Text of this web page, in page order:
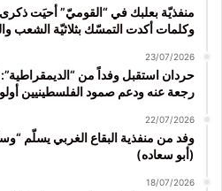
منفذيّة بعلبك في “القوميّ” أحيَت
وكلمات أكدت التمسّك بثلاثيّة الشعب
23/07/2026
حردان استقبل وفداً من
رجعة عنه ودعم صمود الفلسطينيين
22/07/2026
وفد من منفذية البقاع الغربي يسلّم
(أبو سعاده)
18/07/2026